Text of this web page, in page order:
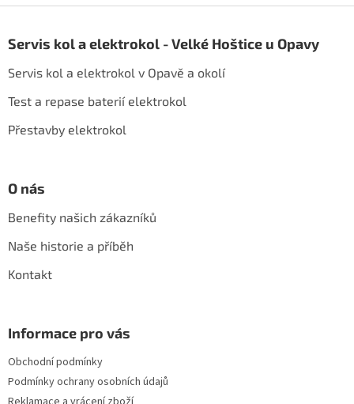
pServis kol a elektrokol - Velké Hoštice u Opavy
Servis kol a elektrokol v Opavě a okolí
Test a repase baterií elektrokol
Přestavby elektrokol
O nás
Benefity našich zákazníků
Naše historie a příběh
Kontakt
Informace pro vás
Obchodní podmínky
Podmínky ochrany osobních údajů